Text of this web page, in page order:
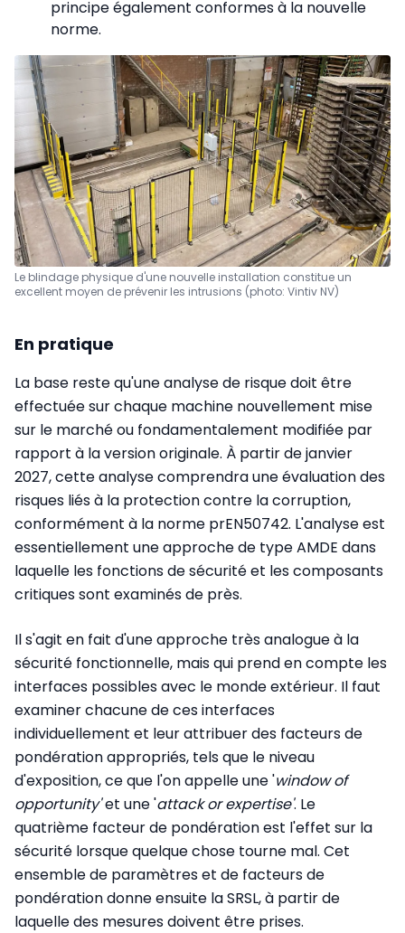
principe également conformes à la nouvelle
norme.
Le blindage physique d'une nouvelle installation constitue un
excellent moyen de prévenir les intrusions (photo: Vintiv NV)
En pratique
La base reste qu'une analyse de risque doit être
effectuée sur chaque machine nouvellement mise
sur le marché ou fondamentalement modifiée par
rapport à la version originale. À partir de janvier
2027, cette analyse comprendra une évaluation des
risques liés à la protection contre la corruption,
conformément à la norme prEN50742. L'analyse est
essentiellement une approche de type AMDE dans
laquelle les fonctions de sécurité et les composants
critiques sont examinés de près.
Il s'agit en fait d'une approche très analogue à la
sécurité fonctionnelle, mais qui prend en compte les
interfaces possibles avec le monde extérieur. Il faut
examiner chacune de ces interfaces
individuellement et leur attribuer des facteurs de
pondération appropriés, tels que le niveau
d'exposition, ce que l'on appelle une 'window of
opportunity'et une 'attack or expertise'. Le
quatrième facteur de pondération est l'effet sur la
sécurité lorsque quelque chose tourne mal. Cet
ensemble de paramètres et de facteurs de
pondération donne ensuite la SRSL, à partir de
laquelle des mesures doivent être prises.